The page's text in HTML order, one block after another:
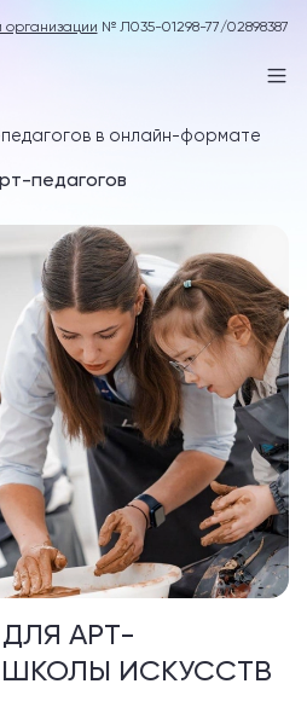
организации № Л035-01298-77/02898387
в онлайн-формате
педагогов
ДЛЯ АРТ-
ШКОЛЫ ИСКУССТВ